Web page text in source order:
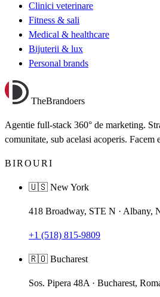
Clinici veterinare
Fitness & sali
Medical & healthcare
Bijuterii & lux
Personal brands
TheBrandoers
Agentie full-stack 360° de marketing.
comunitate, sub acelasi acoperis. Facem
BIROURI
🇺🇸 New York
418 Broadway, STE N · Albany,
+1 (518) 815-9809
🇷🇴 Bucharest
Sos. Pipera 48A · Bucharest,